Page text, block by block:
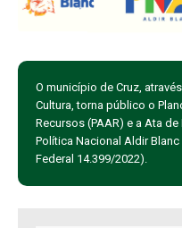
O município de Cruz,
Cultura, torna público o
Recursos (PAAR) e a Ata
Política Nacional Aldir
Federal 14.399/2022).